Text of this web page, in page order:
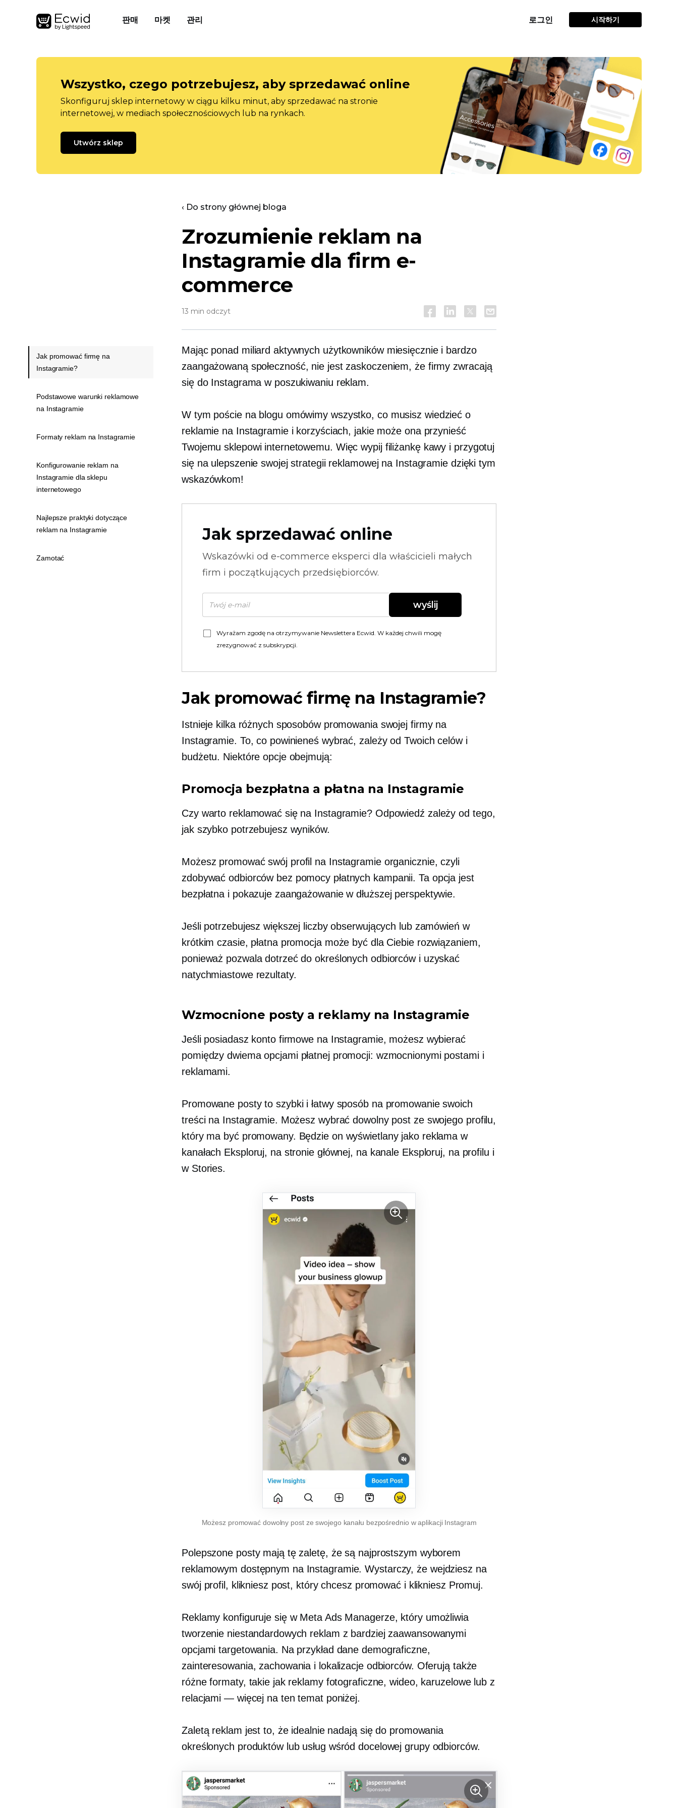
판매 마켓 관리 로그인 시작하기
Wszystko, czego potrzebujesz, aby sprzedawać online
Skonfiguruj sklep internetowy w ciągu kilku minut, aby sprzedawać na stronie
internetowej, w mediach społecznościowych lub na rynkach.
Utwórz sklep
‹ Do strony głównej bloga
Zrozumienie reklam na
Instagramie dla firm e-
commerce
13 min odczyt
Mając ponad miliard aktywnych użytkowników miesięcznie i bardzo
zaangażowaną społeczność, nie jest zaskoczeniem, że firmy zwracają
się do Instagrama w poszukiwaniu reklam.
W tym poście na blogu omówimy wszystko, co musisz wiedzieć o
reklamie na Instagramie i korzyściach, jakie może ona przynieść
Twojemu sklepowi internetowemu. Więc wypij filiżankę kawy i przygotuj
się na ulepszenie swojej strategii reklamowej na Instagramie dzięki tym
wskazówkom!
Jak sprzedawać online
Wskazówki od e-commerce eksperci dla właścicieli małych
firm i początkujących przedsiębiorców.
wyślij
Wyrażam zgodę na otrzymywanie Newslettera Ecwid. W każdej chwili mogę
zrezygnować z subskrypcji.
Jak promować firmę na Instagramie?
Istnieje kilka różnych sposobów promowania swojej firmy na
Instagramie. To, co powinieneś wybrać, zależy od Twoich celów i
budżetu. Niektóre opcje obejmują:
Promocja bezpłatna a płatna na Instagramie
Czy warto reklamować się na Instagramie? Odpowiedź zależy od tego,
jak szybko potrzebujesz wyników.
Możesz promować swój profil na Instagramie organicznie, czyli
zdobywać odbiorców bez pomocy płatnych kampanii. Ta opcja jest
bezpłatna i pokazuje zaangażowanie w dłuższej perspektywie.
Jeśli potrzebujesz większej liczby obserwujących lub zamówień w
krótkim czasie, płatna promocja może być dla Ciebie rozwiązaniem,
ponieważ pozwala dotrzeć do określonych odbiorców i uzyskać
natychmiastowe rezultaty.
Wzmocnione posty a reklamy na Instagramie
Jeśli posiadasz konto firmowe na Instagramie, możesz wybierać
pomiędzy dwiema opcjami płatnej promocji: wzmocnionymi postami i
reklamami.
Promowane posty to szybki i łatwy sposób na promowanie swoich
treści na Instagramie. Możesz wybrać dowolny post ze swojego profilu,
który ma być promowany. Będzie on wyświetlany jako reklama w
kanałach Eksploruj, na stronie głównej, na kanale Eksploruj, na profilu i
w Stories.
Możesz promować dowolny post ze swojego kanału bezpośrednio w aplikacji Instagram
Polepszone posty mają tę zaletę, że są najprostszym wyborem
reklamowym dostępnym na Instagramie. Wystarczy, że wejdziesz na
swój profil, klikniesz post, który chcesz promować i klikniesz Promuj.
Reklamy konfiguruje się w Meta Ads Managerze, który umożliwia
tworzenie niestandardowych reklam z bardziej zaawansowanymi
opcjami targetowania. Na przykład dane demograficzne,
zainteresowania, zachowania i lokalizacje odbiorców. Oferują także
różne formaty, takie jak reklamy fotograficzne, wideo, karuzelowe lub z
relacjami — więcej na ten temat poniżej.
Zaletą reklam jest to, że idealnie nadają się do promowania
określonych produktów lub usług wśród docelowej grupy odbiorców.
Jak promować firmę na
Instagramie?
Podstawowe warunki reklamowe
na Instagramie
Formaty reklam na Instagramie
Konfigurowanie reklam na
Instagramie dla sklepu
internetowego
Najlepsze praktyki dotyczące
reklam na Instagramie
Zamotać